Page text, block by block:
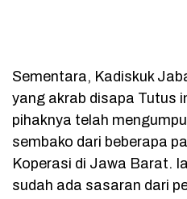
Sementara, Kadiskuk
yang akrab disapa Tutus
pihaknya telah
sembako dari beberapa
Koperasi di Jawa Barat.
sudah ada sasaran dari